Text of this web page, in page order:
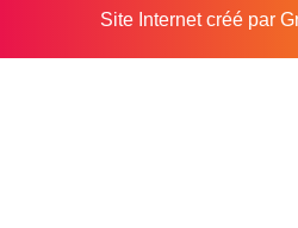
Site Internet créé par